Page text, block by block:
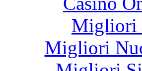
Migliori
Migliori